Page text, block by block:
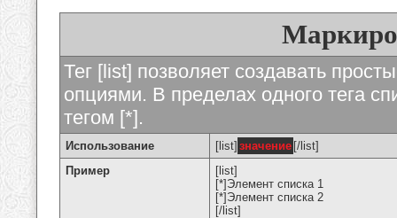
Тег [list] позволяет создавать
опциями. В пределах одного тега
тегом [*].
Использование [list] значение [/list]
Пример
[list]
[*]Элемент списка 1
[*]Элемент списка 2
[/list]